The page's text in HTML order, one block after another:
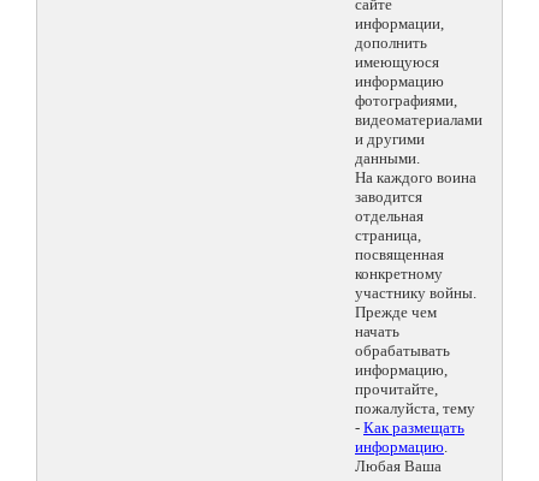
сайте
информации,
дополнить
имеющуюся
информацию
фотографиями,
видеоматериалами
и другими
данными.
На каждого воина
заводится
отдельная
страница,
посвященная
конкретному
участнику войны.
Прежде чем
начать
обрабатывать
информацию,
прочитайте,
пожалуйста, тему
- Как размещать
информацию.
Любая Ваша